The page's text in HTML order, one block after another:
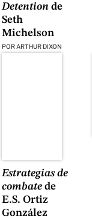
Detentionde
Seth
Michelson
PORARTHUR DIXON
Estrategias de
combatede
E.S. Ortiz
González